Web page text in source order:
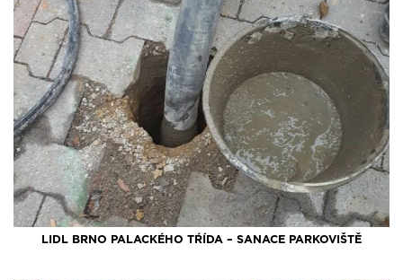
LIDL BRNO PALACKÉHO TŔÍDA – SANACE PARKOVIŠTĚ